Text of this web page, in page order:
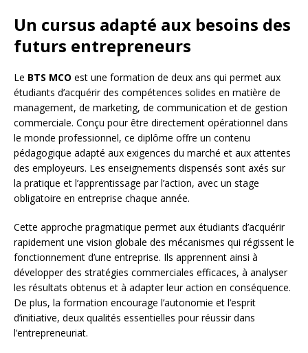
Un cursus adapté aux besoins des
futurs entrepreneurs
Le BTS MCO est une formation de deux ans qui permet aux
étudiants d’acquérir des compétences solides en matière de
management, de marketing, de communication et de gestion
commerciale. Conçu pour être directement opérationnel dans
le monde professionnel, ce diplôme offre un contenu
pédagogique adapté aux exigences du marché et aux attentes
des employeurs. Les enseignements dispensés sont axés sur
la pratique et l’apprentissage par l’action, avec un stage
obligatoire en entreprise chaque année.
Cette approche pragmatique permet aux étudiants d’acquérir
rapidement une vision globale des mécanismes qui régissent le
fonctionnement d’une entreprise. Ils apprennent ainsi à
développer des stratégies commerciales efficaces, à analyser
les résultats obtenus et à adapter leur action en conséquence.
De plus, la formation encourage l’autonomie et l’esprit
d’initiative, deux qualités essentielles pour réussir dans
l’entrepreneuriat.